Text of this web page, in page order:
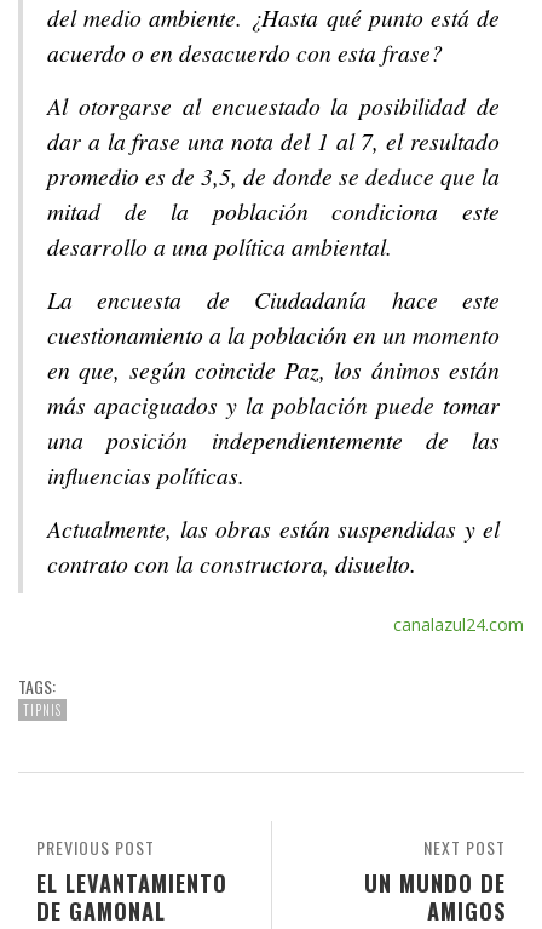
del medio ambiente. ¿Hasta qué punto está de
acuerdo o en desacuerdo con esta frase?
Al otorgarse al encuestado la posibilidad de
dar a la frase una nota del 1 al 7, el resultado
promedio es de 3,5, de donde se deduce que la
mitad de la población condiciona este
desarrollo a una política ambiental.
La encuesta de Ciudadanía hace este
cuestionamiento a la población en un momento
en que, según coincide Paz, los ánimos están
más apaciguados y la población puede tomar
una posición independientemente de las
influencias políticas.
Actualmente, las obras están suspendidas y el
contrato con la constructora, disuelto.
canalazul24.com
TAGS:
TIPNIS
NEXT POST
UN MUNDO DE
AMIGOS
PREVIOUS POST
EL LEVANTAMIENTO
DE GAMONAL